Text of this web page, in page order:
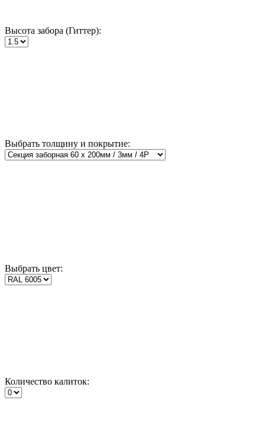
Высота забора (Гиттер):
Выбрать толщину и покрытие:
Выбрать цвет:
Количество калиток: